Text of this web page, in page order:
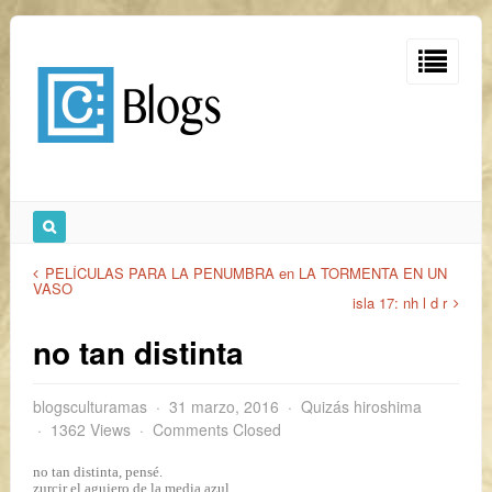
PELÍCULAS PARA LA PENUMBRA en LA TORMENTA EN UN
VASO
isla 17: nh l d r
no tan distinta
blogsculturamas 31 marzo, 2016
Quizás hiroshima
1362 Views
Comments Closed
no tan distinta, pensé.
zurcir el agujero de la media azul.